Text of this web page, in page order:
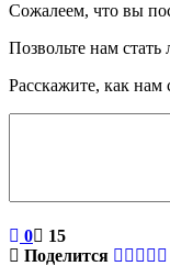
Сожалеем, что вы
Позвольте нам стать
Расскажите, как нам
0
15
Поделится